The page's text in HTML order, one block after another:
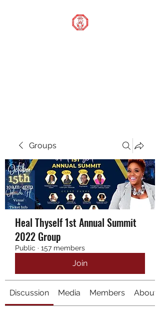
Groups
Heal Thyself 1st Annual Summit
2022 Group
Public · 157 members
Join
Discussion Media Members About